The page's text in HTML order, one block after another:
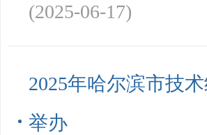
(2025-06-17)
2025年哈尔滨市技
举办